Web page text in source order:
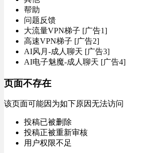
帮助
问题反馈
大流量VPN梯子 [广告1]
高速VPN梯子 [广告2]
AI风月-成人聊天 [广告3]
AI电子魅魔-成人聊天 [广告4]
页面不存在
该页面可能因为如下原因无法访问
投稿已被删除
投稿正被重新审核
用户权限不足